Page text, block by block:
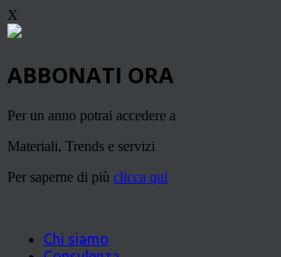
X
ABBONATI ORA
Per un anno potrai accedere a
Materiali, Trends e servizi
Per saperne di più clicca qui
Chi siamo